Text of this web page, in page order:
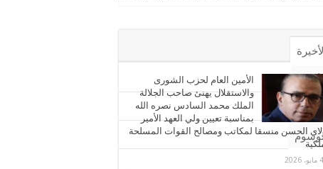
تعليقات
الأمين العام لحزب الشورى
والاستقلال يهنئ صاحب الجلالة
الملك محمد السادس نصره الله
بمناسبة تعيين ولي العهد الأمير
الحسن منسقا لمكاتب ومصالح القوات المسلحة
4 مايو، 2026